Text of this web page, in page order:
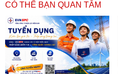
CÓ THỂ BẠN QUAN TÂM